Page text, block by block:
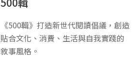
《500輯》打造新世代閱讀倡議，創造
貼合文化、消費、生活與自我實踐的
敘事風格。